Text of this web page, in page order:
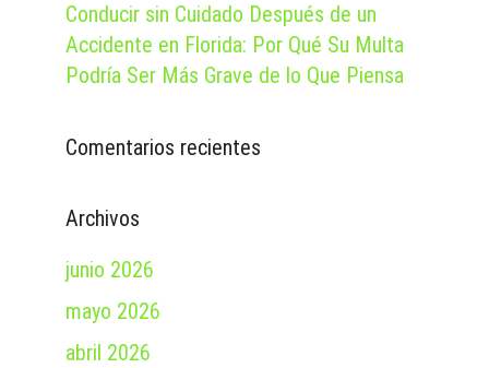
Conducir sin Cuidado Después de un
Accidente en Florida: Por Qué Su Multa
Podría Ser Más Grave de lo Que Piensa
Comentarios recientes
Archivos
junio 2026
mayo 2026
abril 2026